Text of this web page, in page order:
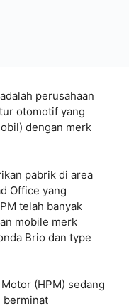
perusahaan
otomotif yang
dengan merk
pabrik di area
Office yang
telah banyak
mobile merk
Brio dan type
(HPM) sedang
berminat